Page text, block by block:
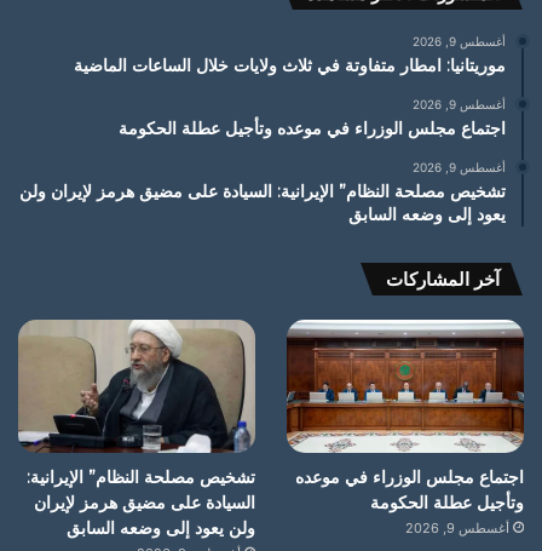
أغسطس 9, 2026
موريتانيا: امطار متفاوتة في ثلاث ولايات خلال الساعات الماضية
أغسطس 9, 2026
اجتماع مجلس الوزراء في موعده وتأجيل عطلة الحكومة
أغسطس 9, 2026
تشخيص مصلحة النظام” الإيرانية: السيادة على مضيق هرمز لإيران ولن
يعود إلى وضعه السابق
آخر المشاركات
اجتماع مجلس الوزراء في موعده
وتأجيل عطلة الحكومة
أغسطس 9, 2026
تشخيص مصلحة النظام” الإيرانية:
السيادة على مضيق هرمز لإيران
ولن يعود إلى وضعه السابق